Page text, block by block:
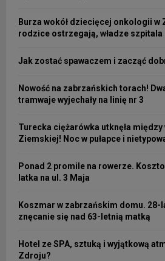
Burza wokół dziecięcej onkologii w
rodzice ostrzegają, władze szpitala
Jak zostać spawaczem i zacząć
Nowość na zabrzańskich torach!
tramwaje wyjechały na linię nr 3
Turecka ciężarówka utknęła
Ziemskiej! Noc w pułapce i
Ponad 2 promile na rowerze.
latka na ul. 3 Maja
Koszmar w zabrzańskim domu. 28-
znęcanie się nad 63-letnią matką
Hotel ze SPA, sztuką i wyjątkową
Zdroju?